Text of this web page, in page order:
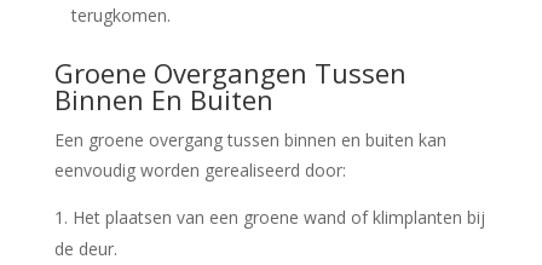
terugkomen.
Groene Overgangen Tussen
Binnen En Buiten
Een groene overgang tussen binnen en buiten kan
eenvoudig worden gerealiseerd door:
Het plaatsen van een groene wand of klimplanten bij
de deur.